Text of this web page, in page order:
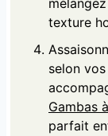
texture
selon
Gambas à
parfait